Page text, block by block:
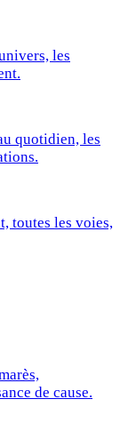
les
quotidien, les
toutes les voies,
de cause.